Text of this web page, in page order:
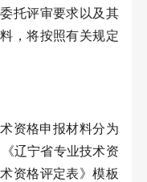
托评审要求以及其
，将按照有关规定
资格申报材料分为
辽宁省专业技术资
资格评定表》模板